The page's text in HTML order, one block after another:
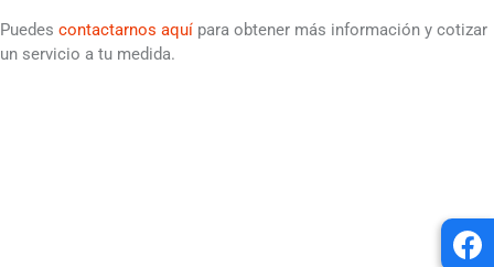
Puedes contactarnos aquí para obtener más información y cotizar
un servicio a tu medida.